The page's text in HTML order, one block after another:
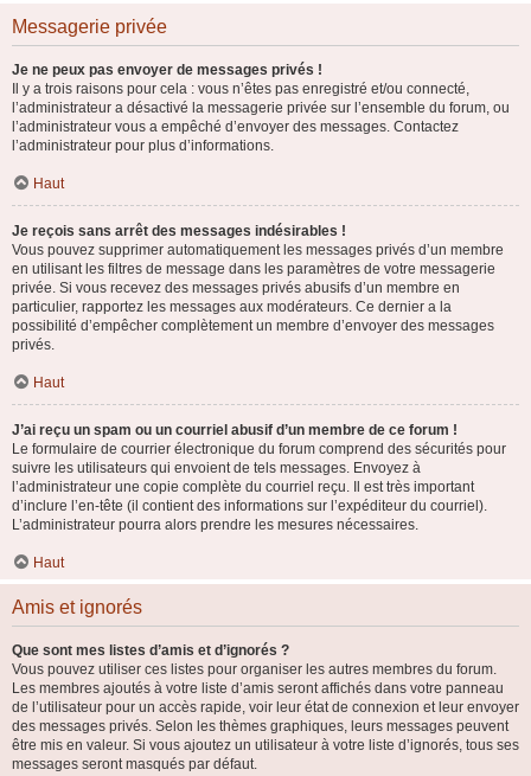
Messagerie privée
Je ne peux pas envoyer de messages privés !
Il y a trois raisons pour cela : vous n’êtes pas enregistré et/ou connecté,
l’administrateur a désactivé la messagerie privée sur l’ensemble du forum, ou
l’administrateur vous a empêché d’envoyer des messages. Contactez
l’administrateur pour plus d’informations.
Haut
Je reçois sans arrêt des messages indésirables !
Vous pouvez supprimer automatiquement les messages privés d’un membre
en utilisant les filtres de message dans les paramètres de votre messagerie
privée. Si vous recevez des messages privés abusifs d’un membre en
particulier, rapportez les messages aux modérateurs. Ce dernier a la
possibilité d’empêcher complètement un membre d’envoyer des messages
privés.
Haut
J’ai reçu un spam ou un courriel abusif d’un membre de ce forum !
Le formulaire de courrier électronique du forum comprend des sécurités pour
suivre les utilisateurs qui envoient de tels messages. Envoyez à
l’administrateur une copie complète du courriel reçu. Il est très important
d’inclure l’en-tête (il contient des informations sur l’expéditeur du courriel).
L’administrateur pourra alors prendre les mesures nécessaires.
Haut
Amis et ignorés
Que sont mes listes d’amis et d’ignorés ?
Vous pouvez utiliser ces listes pour organiser les autres membres du forum.
Les membres ajoutés à votre liste d’amis seront affichés dans votre panneau
de l’utilisateur pour un accès rapide, voir leur état de connexion et leur envoyer
des messages privés. Selon les thèmes graphiques, leurs messages peuvent
être mis en valeur. Si vous ajoutez un utilisateur à votre liste d’ignorés, tous ses
messages seront masqués par défaut.